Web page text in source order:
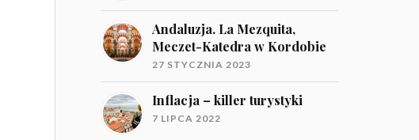
Andaluzja. La Mezquita,
Meczet-Katedra w Kordobie
27 STYCZNIA 2023
Inflacja – killer turystyki
7 LIPCA 2022